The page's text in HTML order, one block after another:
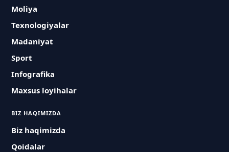
Moliya
Texnologiyalar
Madaniyat
Sport
Infografika
Maxsus loyihalar
BIZ HAQIMIZDA
Biz haqimizda
Qoidalar